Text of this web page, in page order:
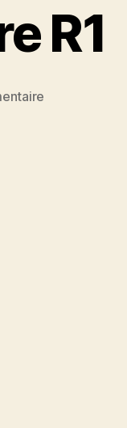
R1
sur